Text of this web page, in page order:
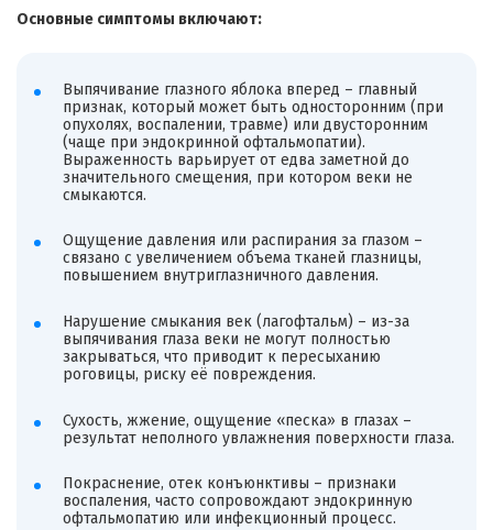
Основные симптомы включают:
Выпячивание глазного яблока вперед – главный
признак, который может быть односторонним (при
опухолях, воспалении, травме) или двусторонним
(чаще при эндокринной офтальмопатии).
Выраженность варьирует от едва заметной до
значительного смещения, при котором веки не
смыкаются.
Ощущение давления или распирания за глазом –
связано с увеличением объема тканей глазницы,
повышением внутриглазничного давления.
Нарушение смыкания век (лагофтальм) – из-за
выпячивания глаза веки не могут полностью
закрываться, что приводит к пересыханию
роговицы, риску её повреждения.
Сухость, жжение, ощущение «песка» в глазах –
результат неполного увлажнения поверхности глаза.
Покраснение, отек конъюнктивы – признаки
воспаления, часто сопровождают эндокринную
офтальмопатию или инфекционный процесс.